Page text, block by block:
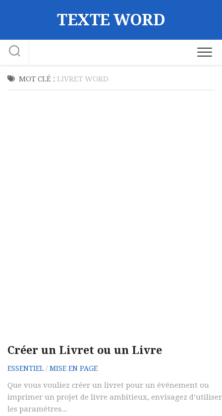
TEXTE WORD
MOT CLÉ : LIVRET WORD
Créer un Livret ou un Livre
ESSENTIEL / MISE EN PAGE
Que vous vouliez créer un livret pour un événement ou
imprimer un projet de livre ambitieux, envisagez d’utiliser
les paramètres...